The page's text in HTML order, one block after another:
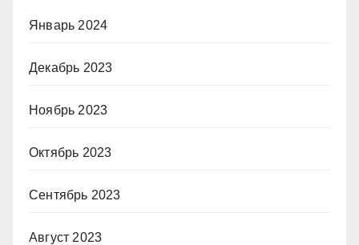
Январь 2024
Декабрь 2023
Ноябрь 2023
Октябрь 2023
Сентябрь 2023
Август 2023